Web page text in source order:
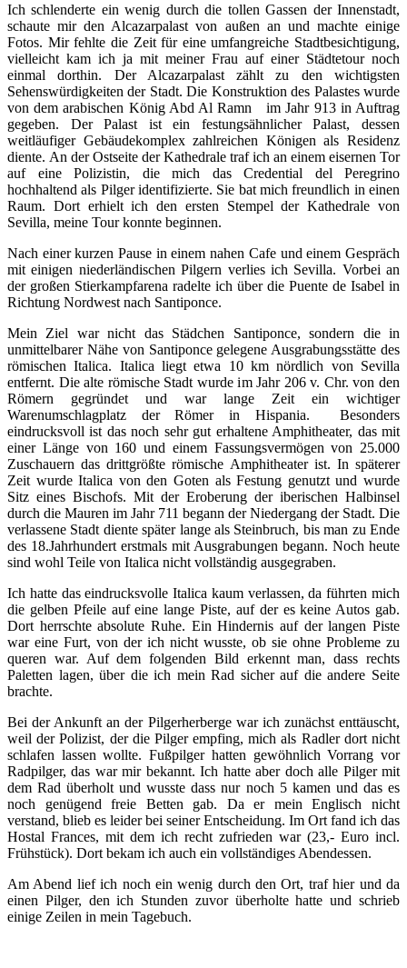
Ich schlenderte ein wenig durch die tollen Gassen der Innenstadt,
schaute mir den Alcazarpalast von außen an und machte einige
Fotos. Mir fehlte die Zeit für eine umfangreiche Stadtbesichtigung,
vielleicht kam ich ja mit meiner Frau auf einer Städtetour noch
einmal dorthin. Der Alcazarpalast zählt zu den wichtigsten
Sehenswürdigkeiten der Stadt. Die Konstruktion des Palastes wurde
von dem arabischen König Abd Al Ramn im Jahr 913 in Auftrag
gegeben. Der Palast ist ein festungsähnlicher Palast, dessen
weitläufiger Gebäudekomplex zahlreichen Königen als Residenz
diente. An der Ostseite der Kathedrale traf ich an einem eisernen Tor
auf eine Polizistin, die mich das Credential del Peregrino
hochhaltend als Pilger identifizierte. Sie bat mich freundlich in einen
Raum. Dort erhielt ich den ersten Stempel der Kathedrale von
Sevilla, meine Tour konnte beginnen.
Nach einer kurzen Pause in einem nahen Cafe und einem Gespräch
mit einigen niederländischen Pilgern verlies ich Sevilla. Vorbei an
der großen Stierkampfarena radelte ich über die Puente de Isabel in
Richtung Nordwest nach Santiponce.
Mein Ziel war nicht das Städchen Santiponce, sondern die in
unmittelbarer Nähe von Santiponce gelegene Ausgrabungsstätte des
römischen Italica. Italica liegt etwa 10 km nördlich von Sevilla
entfernt. Die alte römische Stadt wurde im Jahr 206 v. Chr. von den
Römern gegründet und war lange Zeit ein wichtiger
Warenumschlagplatz der Römer in Hispania. Besonders
eindrucksvoll ist das noch sehr gut erhaltene Amphitheater, das mit
einer Länge von 160 und einem Fassungsvermögen von 25.000
Zuschauern das drittgrößte römische Amphitheater ist. In späterer
Zeit wurde Italica von den Goten als Festung genutzt und wurde
Sitz eines Bischofs. Mit der Eroberung der iberischen Halbinsel
durch die Mauren im Jahr 711 begann der Niedergang der Stadt. Die
verlassene Stadt diente später lange als Steinbruch, bis man zu Ende
des 18.Jahrhundert erstmals mit Ausgrabungen begann. Noch heute
sind wohl Teile von Italica nicht vollständig ausgegraben.
Ich hatte das eindrucksvolle Italica kaum verlassen, da führten mich
die gelben Pfeile auf eine lange Piste, auf der es keine Autos gab.
Dort herrschte absolute Ruhe. Ein Hindernis auf der langen Piste
war eine Furt, von der ich nicht wusste, ob sie ohne Probleme zu
queren war. Auf dem folgenden Bild erkennt man, dass rechts
Paletten lagen, über die ich mein Rad sicher auf die andere Seite
brachte.
Bei der Ankunft an der Pilgerherberge war ich zunächst enttäuscht,
weil der Polizist, der die Pilger empfing, mich als Radler dort nicht
schlafen lassen wollte. Fußpilger hatten gewöhnlich Vorrang vor
Radpilger, das war mir bekannt. Ich hatte aber doch alle Pilger mit
dem Rad überholt und wusste dass nur noch 5 kamen und das es
noch genügend freie Betten gab. Da er mein Englisch nicht
verstand, blieb es leider bei seiner Entscheidung. Im Ort fand ich das
Hostal Frances, mit dem ich recht zufrieden war (23,- Euro incl.
Frühstück). Dort bekam ich auch ein vollständiges Abendessen.
Am Abend lief ich noch ein wenig durch den Ort, traf hier und da
einen Pilger, den ich Stunden zuvor überholte hatte und schrieb
einige Zeilen in mein Tagebuch.